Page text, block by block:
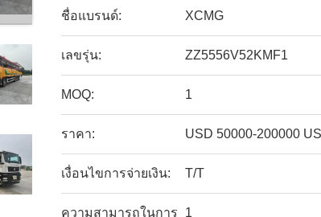
ชื่อแบรนด์: XCMG
เลขรุ่น: ZZ5556V52KMF1
MOQ: 1
ราคา: USD 50000-200000
เงื่อนไขการจ่ายเงิน: T/T
ความสามารถในการ
1